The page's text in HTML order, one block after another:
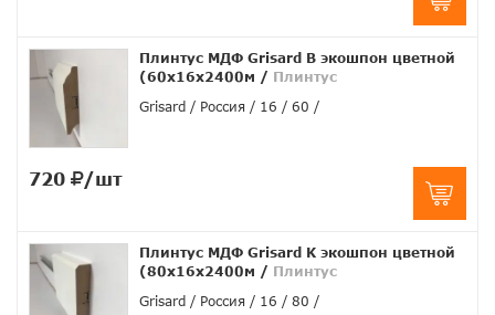
Плинтус МДФ Grisard B экошпон цветной
(60x16x2400м / Плинтус
Grisard
Россия 16 60
720 /шт
Плинтус МДФ Grisard K экошпон цветной
(80x16x2400м / Плинтус
Grisard
Россия 16 80